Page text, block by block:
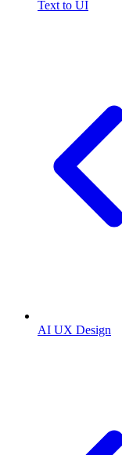
Text to UI
AI UX Design